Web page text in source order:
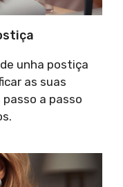
unha postiça
as suas
a passo